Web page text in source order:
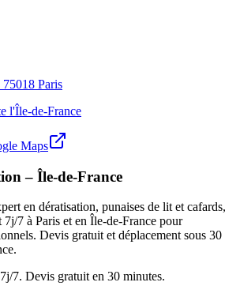
Paris
l'Île-de-France
Maps
– Île-de-France
en dératisation, punaises de lit et cafards,
7 à Paris et en Île-de-France pour
Devis gratuit et déplacement sous 30
7. Devis gratuit en 30 minutes.